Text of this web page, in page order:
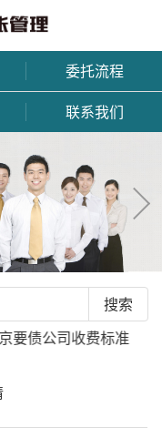
委托流程
联系我们
债公司收费标准